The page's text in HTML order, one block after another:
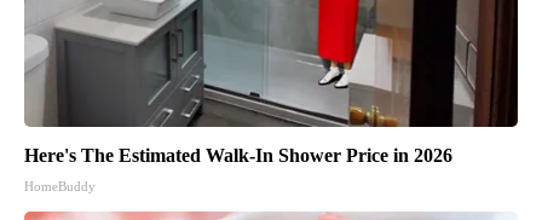
Here's The Estimated Walk-In Shower Price in 2026
HomeBuddy